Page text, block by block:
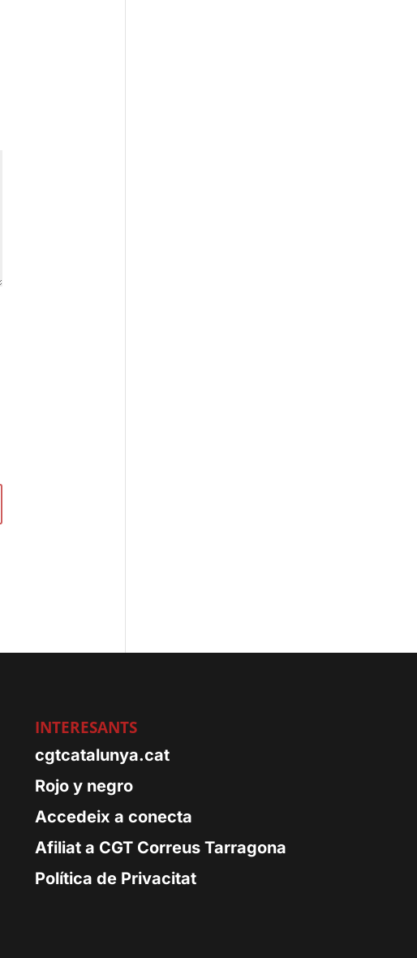
INTERESANTS
cgtcatalunya.cat
Rojo y negro
Accedeix a conecta
Afiliat a CGT Correus Tarragona
Política de Privacitat